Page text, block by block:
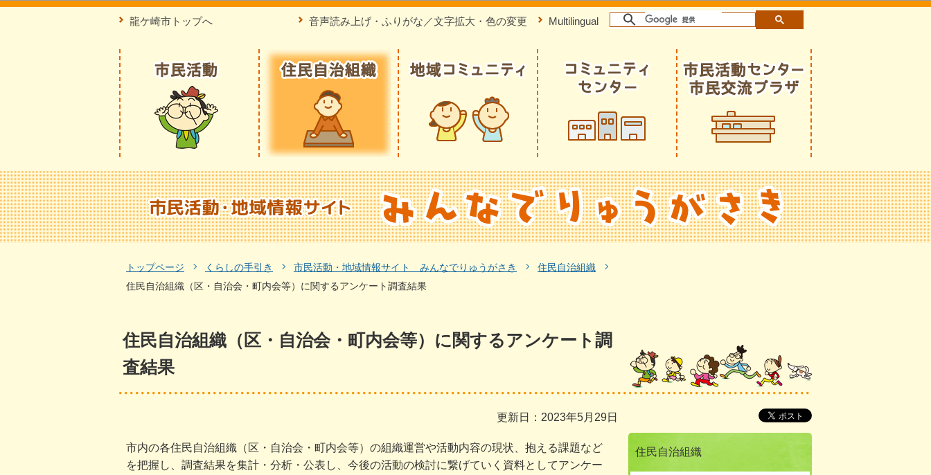
このページの本文へ移動
龍ケ崎市トップへ 音声読み上げ・ふりがな／文字拡大・色の変更 Multilingual
トップページ くらしの手引き 市民活動・地域情報サイト みんなでりゅうがさき
住民自治組織
住民自治組織（区・自治会・町内会等）に関するアンケート調査結果
住民自治組織（区・自治会・町内会等）に関するアンケート調
査結果
更新日：2023年5月29日
市内の各住民自治組織（区・自治会・町内会等）の組織運営や活動内容の現状、抱える課題など
を把握し、調査結果を集計・分析・公表し、今後の活動の検討に繋げていく資料としてアンケー
住民自治組織